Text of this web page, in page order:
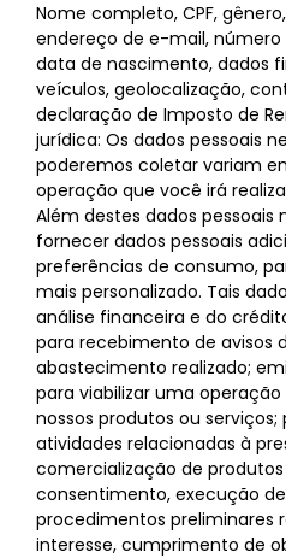
Nome completo, CPF,
endereço de e-mail,
data de nascimento, dados
veículos, geolocalização,
declaração de Imposto de
jurídica: Os dados pessoais
poderemos coletar variam
operação que você irá
Além destes dados pessoais
fornecer dados pessoais
preferências de consumo,
mais personalizado. Tais
análise financeira e do
para recebimento de avisos
abastecimento realizado;
para viabilizar uma
nossos produtos ou
atividades relacionadas à
comercialização de produtos
consentimento, execução
procedimentos preliminares
interesse, cumprimento de